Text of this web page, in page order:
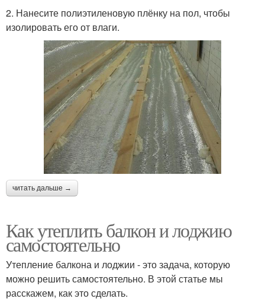
2. Нанесите полиэтиленовую плёнку на пол, чтобы
изолировать его от влаги.
читать дальше →
Как утеплить балкон и лоджию
самостоятельно
Утепление балкона и лоджии - это задача, которую
можно решить самостоятельно. В этой статье мы
расскажем, как это сделать.